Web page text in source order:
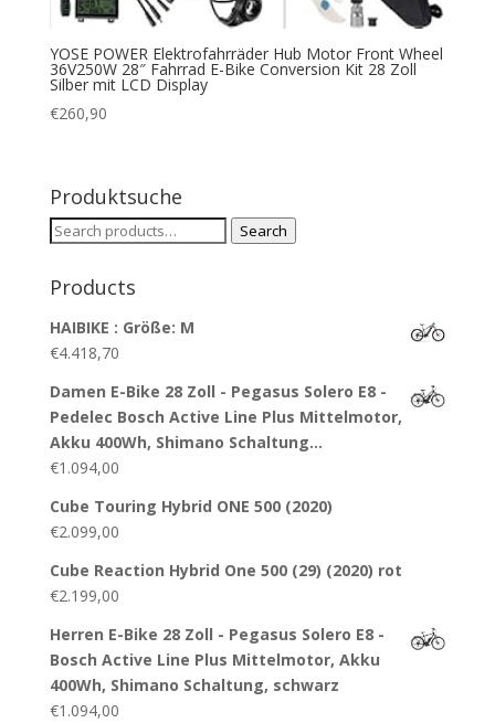
YOSE POWER Elektrofahrräder Hub Motor Front Wheel
36V250W 28″ Fahrrad E-Bike Conversion Kit 28 Zoll
Silber mit LCD Display
€260,90
Produktsuche
Search
Search
Products
HAIBIKE : Größe: M
€4.418,70
Damen E-Bike 28 Zoll - Pegasus Solero E8 -
Pedelec Bosch Active Line Plus Mittelmotor,
Akku 400Wh, Shimano Schaltung…
€1.094,00
Cube Touring Hybrid ONE 500 (2020)
€2.099,00
Cube Reaction Hybrid One 500 (29) (2020) rot
€2.199,00
Herren E-Bike 28 Zoll - Pegasus Solero E8 -
Bosch Active Line Plus Mittelmotor, Akku
400Wh, Shimano Schaltung, schwarz
€1.094,00